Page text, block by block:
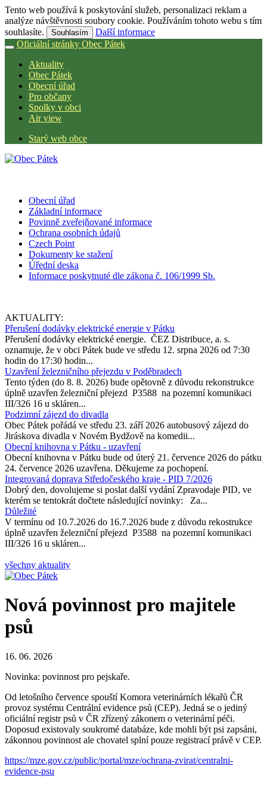
Tento web používá k poskytování služeb, personalizaci reklam a
analýze návštěvnosti soubory cookie. Používáním tohoto webu s tím
souhlasíte.
Souhlasím
Další informace
Oficiální stránky Obec Pátek
Aktuality
Obec Pátek
Obecní úřad
Pro občany
Spolky v obci
Air view
Starý web obce
Obecní úřad
Základní informace
Povinně zveřejňované informace
Ochrana osobních údajů
Czech Point
Dokumenty ke stažení
Úřední deska
Informace poskytnuté dle zákona č. 106/1999 Sb.
AKTUALITY:
Přerušení dodávky elektrické energie v Pátku
Přerušení dodávky elektrické energie. ČEZ Distribuce, a. s.
oznamuje, že v obci Pátek bude ve středu 12. srpna 2026 od 7:30
hodin do 17:30 hodin...
Uzavření železničního přejezdu v Poděbradech
Tento týden (do 8. 8. 2026) bude opětovně z důvodu rekonstrukce
úplně uzavřen železniční přejezd P3588 na pozemní komunikaci
III/326 16 u skláren...
Podzimní zájezd do divadla
Obec Pátek pořádá ve středu 23. září 2026 autobusový zájezd do
Jiráskova divadla v Novém Bydžově na komedii...
Obecní knihovna v Pátku - uzavření
Obecní knihovna v Pátku bude od úterý 21. července 2026 do pátku
24. července 2026 uzavřena. Děkujeme za pochopení.
Integrovaná doprava Středočeského kraje - PID 7/2026
Dobrý den, dovolujeme si poslat další vydání Zpravodaje PID, ve
kterém se tentokrát dočtete následující novinky: Za...
Důležité
V termínu od 10.7.2026 do 16.7.2026 bude z důvodu rekostrukce
úplně uzavřen železniční přejezd P3588 na pozemní komunikaci
III/326 16 u skláren...
všechny aktuality
Nová povinnost pro majitele
psů
16. 06. 2026
Novinka: povinnost pro pejskaře.
Od letošního července spouští Komora veterinárních lékařů ČR
provoz systému Centrální evidence psů (CEP). Jedná se o jediný
oficiální registr psů v ČR zřízený zákonem o veterinární péči.
Doposud existovaly soukromé databáze, kde mohli být psi zapsáni,
zákonnou povinnost ale chovatel splní pouze registrací právě v CEP.
https://mze.gov.cz/public/portal/mze/ochrana-zvirat/centralni-
evidence-psu